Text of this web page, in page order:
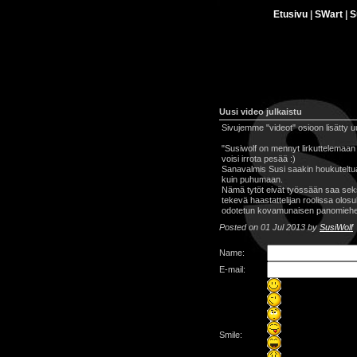
Etusivu SWart
Uusi video julkaistu
Sivujemme "videot" osioon lisätty
"Susiwolf on mennyt
voisi irrota pesää :)
Sanavalmis Susi saakin
kuin puhumaan.
Nämä tytöt eivät työssään saa
tekevä haastattelijan roolissa
odotetun kovamunaisen
Posted on 01 Jul 2013 bySusiWolf
Name:
E-mail:
Smile: